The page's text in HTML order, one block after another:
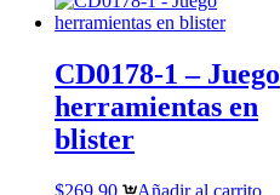
CD0178-1 – Juego
herramientas en
blister
$269.90 Añadir al carrito